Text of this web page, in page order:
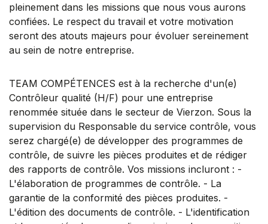
pleinement dans les missions que nous vous aurons
confiées. Le respect du travail et votre motivation
seront des atouts majeurs pour évoluer sereinement
au sein de notre entreprise.
TEAM COMPÉTENCES est à la recherche d'un(e)
Contrôleur qualité (H/F) pour une entreprise
renommée située dans le secteur de Vierzon. Sous la
supervision du Responsable du service contrôle, vous
serez chargé(e) de développer des programmes de
contrôle, de suivre les pièces produites et de rédiger
des rapports de contrôle. Vos missions incluront : -
L'élaboration de programmes de contrôle. - La
garantie de la conformité des pièces produites. -
L'édition des documents de contrôle. - L'identification